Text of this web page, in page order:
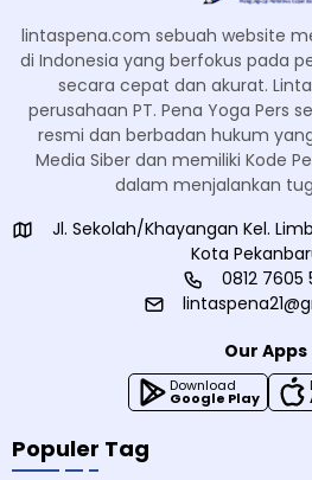
lintaspena.com sebuah website
di Indonesia yang berfokus pada
secara cepat dan akurat.
perusahaan PT. Pena Yoga Pers
resmi dan berbadan hukum
Media Siber dan memiliki Kode
dalam menjalankan
Jl. Sekolah/Khayangan Kel.
Kota
0812 7605
Our Apps
Download
Google Play
Populer Tag